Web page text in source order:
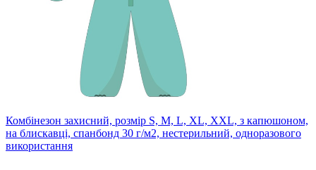
Комбінезон захисний, розмір S, M, L, XL, XXL, з капюшоном,
на блискавці, спанбонд 30 г/м2, нестерильний, одноразового
використання